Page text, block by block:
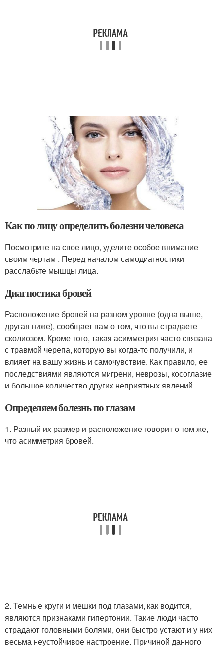
Как по лицу определить болезни человека
Посмотрите на свое лицо, уделите особое внимание
своим чертам . Перед началом самодиагностики
расслабьте мышцы лица.
Диагностика бровей
Расположение бровей на разном уровне (одна выше,
другая ниже), сообщает вам о том, что вы страдаете
сколиозом. Кроме того, такая асимметрия часто связана
с травмой черепа, которую вы когда-то получили, и
влияет на вашу жизнь и самочувствие. Как правило, ее
последствиями являются мигрени, неврозы, косоглазие
и большое количество других неприятных явлений.
Определяем болезнь по глазам
1. Разный их размер и расположение говорит о том же,
что асимметрия бровей.
2. Темные круги и мешки под глазами, как водится,
являются признаками гипертонии. Такие люди часто
страдают головными болями, они быстро устают и у них
весьма неустойчивое настроение. Причиной данного